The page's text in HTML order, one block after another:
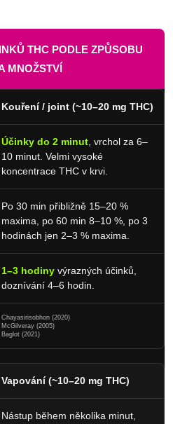
THC PODLE ZPŮSOBU
MNOŽSTVÍ
Kouření / joint (~10–20 mg THC)
Účinky do 2 minut, vrchol za 6–
10 minut. Velmi vysoké
koncentrace THC v krvi.
Po 30 min přibližně 15–20 %
maxima, po 60 min 8–10 %, po 3
hodinách jen 2–3 % maxima.
1–3 hodinyvýrazných účinků,
doznívání 4–6 hodin.
Chayasirisobhon (2020)
McGilveray (2005)
Baglot (2021)
Vapování (~10–20 mg THC)
Nástup během několika minut,